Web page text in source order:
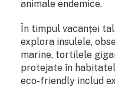
animale endemice.
În timpul vacanței
explora insulele,
marine, tortilele
protejate în
eco-friendly includ